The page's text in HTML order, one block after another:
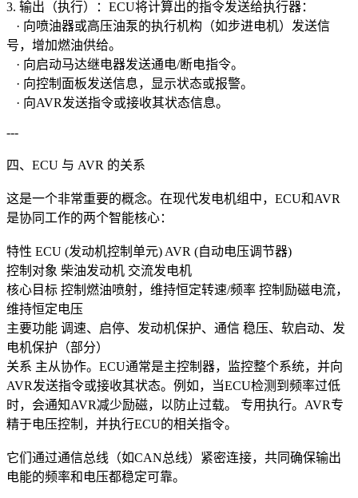
3. 输出（执行）：ECU将计算出的指令发送给执行器：
· 向喷油器或高压油泵的执行机构（如步进电机）发送信
号，增加燃油供给。
· 向启动马达继电器发送通电/断电指令。
· 向控制面板发送信息，显示状态或报警。
· 向AVR发送指令或接收其状态信息。
---
四、ECU 与 AVR 的关系
这是一个非常重要的概念。在现代发电机组中，ECU和AVR
是协同工作的两个智能核心：
特性 ECU (发动机控制单元) AVR (自动电压调节器)
控制对象 柴油发动机 交流发电机
核心目标 控制燃油喷射，维持恒定转速/频率 控制励磁电流，
维持恒定电压
主要功能 调速、启停、发动机保护、通信 稳压、软启动、发
电机保护（部分）
关系 主从协作。ECU通常是主控制器，监控整个系统，并向
AVR发送指令或接收其状态。例如，当ECU检测到频率过低
时，会通知AVR减少励磁，以防止过载。 专用执行。AVR专
精于电压控制，并执行ECU的相关指令。
它们通过通信总线（如CAN总线）紧密连接，共同确保输出
电能的频率和电压都稳定可靠。